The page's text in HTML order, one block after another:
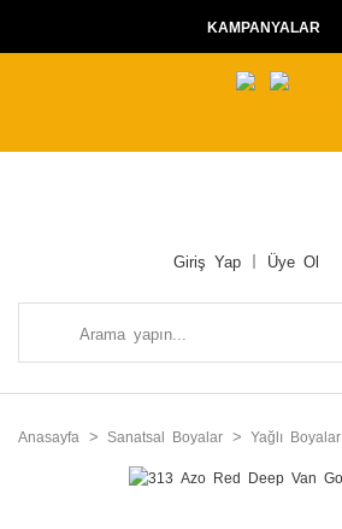
KAMPANYALAR
Giriş Yap Üye Ol
Anasayfa Sanatsal Boyalar Yağlı Boyalar